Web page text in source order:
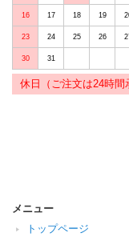
16 17 18 19
23 24 25 26
30 31
休日（ご注文は24時間
メニュー
トップページ